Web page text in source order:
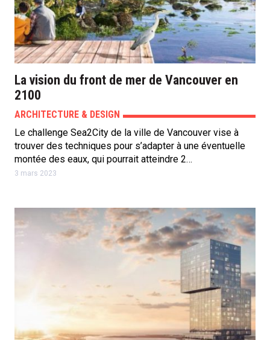
La vision du front de mer de Vancouver en
2100
ARCHITECTURE & DESIGN
Le challenge Sea2City de la ville de Vancouver vise à
trouver des techniques pour s’adapter à une éventuelle
montée des eaux, qui pourrait atteindre 2…
3 mars 2023